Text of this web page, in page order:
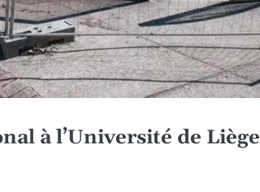
à l’Université de